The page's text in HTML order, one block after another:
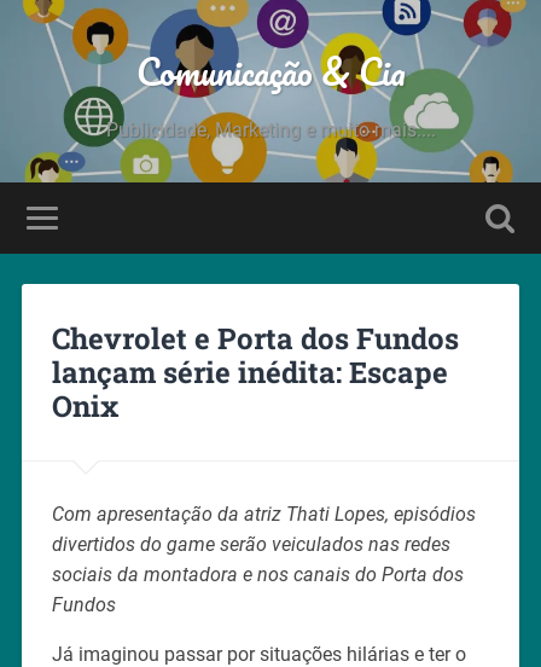
Comunicação & Cia
Publicidade, Marketing e muito mais....
Chevrolet e Porta dos Fundos
lançam série inédita: Escape
Onix
Com apresentação da atriz Thati Lopes, episódios
divertidos do game serão veiculados nas redes
sociais da montadora e nos canais do Porta dos
Fundos
Já imaginou passar por situações hilárias e ter o